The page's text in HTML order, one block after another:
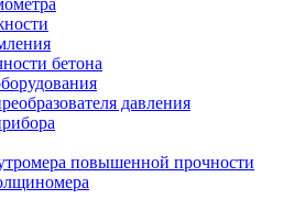
бетона
давления
повышенной прочности